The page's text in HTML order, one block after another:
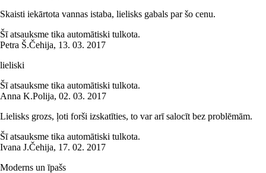
Skaisti iekārtota vannas istaba, lielisks gabals par šo cenu.
Šī atsauksme tika automātiski tulkota.
Petra Š.Čehija, 13. 03. 2017
lieliski
Šī atsauksme tika automātiski tulkota.
Anna K.Polija, 02. 03. 2017
Lielisks grozs, ļoti forši izskatīties, to var arī salocīt bez problēmām.
Šī atsauksme tika automātiski tulkota.
Ivana J.Čehija, 17. 02. 2017
Moderns un īpašs